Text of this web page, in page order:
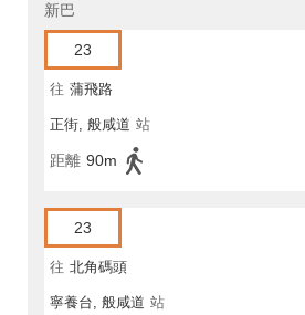
新巴
23
往 蒲飛路
正街, 般咸道 站
距離 90m
23
往 北角碼頭
寧養台, 般咸道 站